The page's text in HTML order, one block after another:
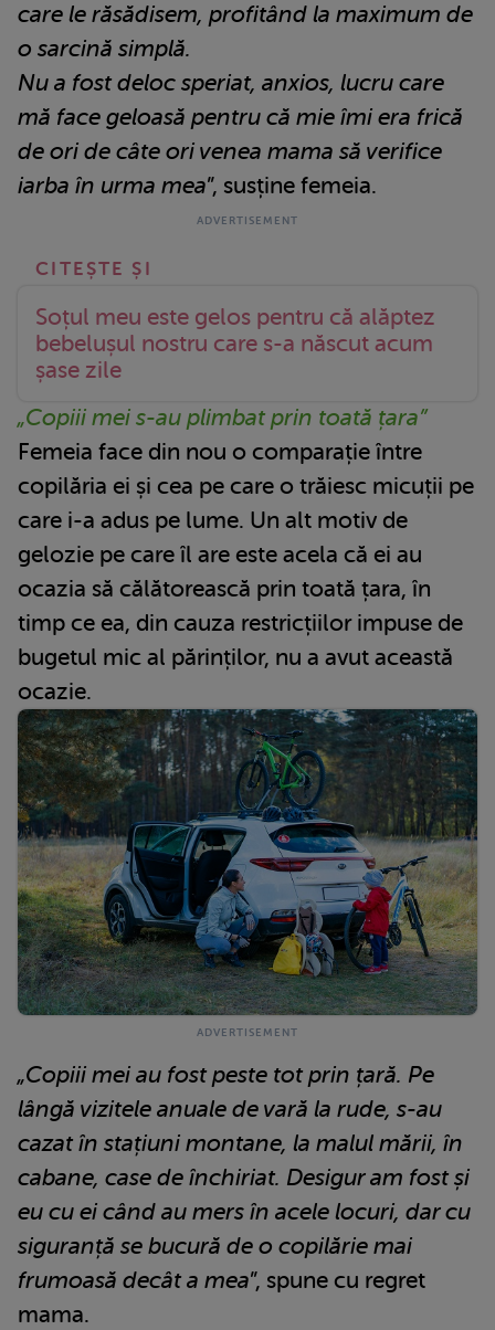
care le răsădisem, profitând la maximum de
o sarcină simplă.
Nu a fost deloc speriat, anxios, lucru care
mă face geloasă pentru că mie îmi era frică
de ori de câte ori venea mama să verifice
iarba în urma mea”, susține femeia.
Soțul meu este gelos pentru că alăptez
bebelușul nostru care s-a născut acum
șase zile
„Copiii mei s-au plimbat prin toată țara”
Femeia face din nou o comparație între
copilăria ei și cea pe care o trăiesc micuții pe
care i-a adus pe lume. Un alt motiv de
gelozie pe care îl are este acela că ei au
ocazia să călătorească prin toată țara, în
timp ce ea, din cauza restricțiilor impuse de
bugetul mic al părinților, nu a avut această
ocazie.
„Copiii mei au fost peste tot prin țară. Pe
lângă vizitele anuale de vară la rude, s-au
cazat în stațiuni montane, la malul mării, în
cabane, case de închiriat. Desigur am fost și
eu cu ei când au mers în acele locuri, dar cu
siguranță se bucură de o copilărie mai
frumoasă decât a mea”, spune cu regret
mama.